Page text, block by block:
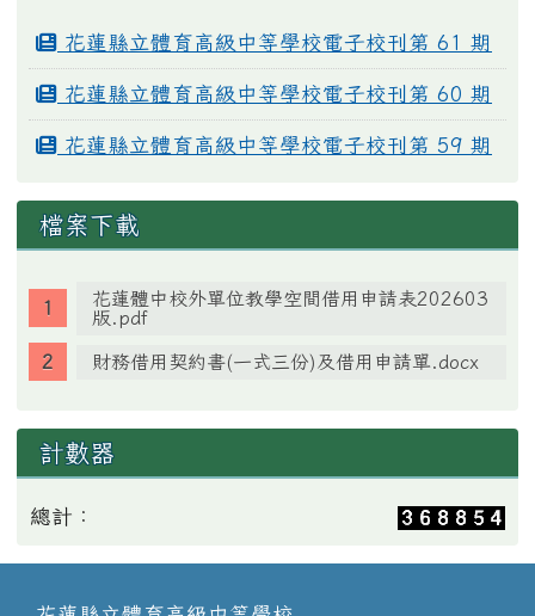
花蓮縣立體育高級中等學校電子校刊第 61 期
花蓮縣立體育高級中等學校電子校刊第 60 期
花蓮縣立體育高級中等學校電子校刊第 59 期
檔案下載
花蓮體中校外單位教學空間借用申請表202603
版.pdf
財務借用契約書(一式三份)及借用申請單.docx
計數器
總計：